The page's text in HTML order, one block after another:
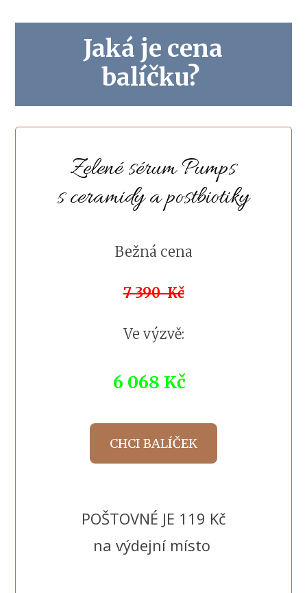
Jaká je cena
balíčku?
Zelené sérum Pumps
s ceramidy a postbiotiky
Bežná cena
7 390 Kč
Ve výzvě:
6 068 Kč
CHCI BALÍČEK
POŠTOVNÉ JE 119 Kč
na výdejní místo